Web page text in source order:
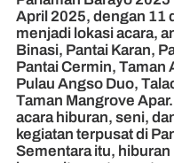
April 2025, dengan 11
menjadi lokasi acara,
Binasi, Pantai Karan,
Pantai Cermin, Taman
Pulau Angso Duo,
Taman Mangrove
acara hiburan, seni,
kegiatan terpusat di
Sementara itu,